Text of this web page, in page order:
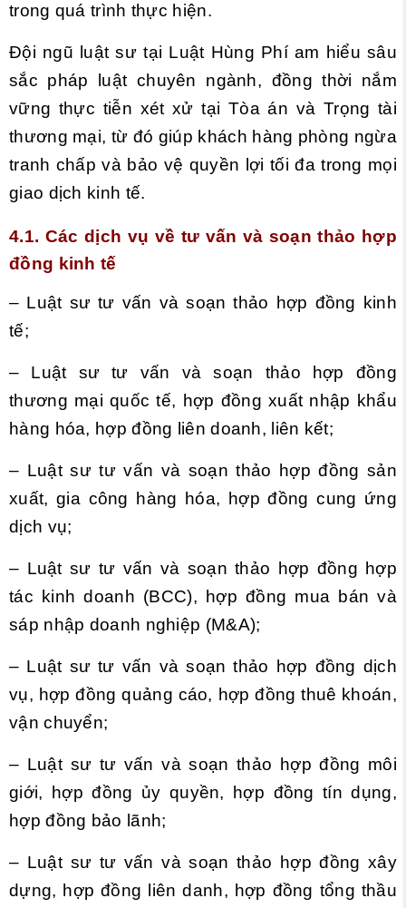
trong quá trình thực hiện.
Đội ngũ luật sư tại Luật Hùng Phí am hiểu sâu
sắc pháp luật chuyên ngành, đồng thời nắm
vững thực tiễn xét xử tại Tòa án và Trọng tài
thương mại, từ đó giúp khách hàng phòng ngừa
tranh chấp và bảo vệ quyền lợi tối đa trong mọi
giao dịch kinh tế.
4.1. Các dịch vụ về tư vấn và soạn thảo hợp
đồng kinh tế
– Luật sư tư vấn và soạn thảo hợp đồng kinh
tế;
– Luật sư tư vấn và soạn thảo hợp đồng
thương mại quốc tế, hợp đồng xuất nhập khẩu
hàng hóa, hợp đồng liên doanh, liên kết;
– Luật sư tư vấn và soạn thảo hợp đồng sản
xuất, gia công hàng hóa, hợp đồng cung ứng
dịch vụ;
– Luật sư tư vấn và soạn thảo hợp đồng hợp
tác kinh doanh (BCC), hợp đồng mua bán và
sáp nhập doanh nghiệp (M&A);
– Luật sư tư vấn và soạn thảo hợp đồng dịch
vụ, hợp đồng quảng cáo, hợp đồng thuê khoán,
vận chuyển;
– Luật sư tư vấn và soạn thảo hợp đồng môi
giới, hợp đồng ủy quyền, hợp đồng tín dụng,
hợp đồng bảo lãnh;
– Luật sư tư vấn và soạn thảo hợp đồng xây
dựng, hợp đồng liên danh, hợp đồng tổng thầu